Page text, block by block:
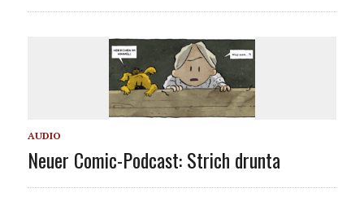
AUDIO
Neuer Comic-Podcast: Strich drunta